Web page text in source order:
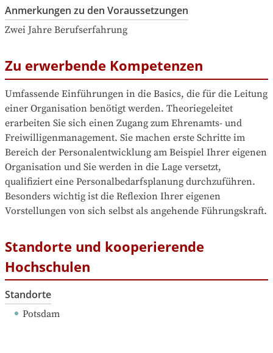
Anmerkungen zu den Voraussetzungen
Zwei Jahre Berufserfahrung
Zu erwerbende Kompetenzen
Umfassende Einführungen in die Basics, die für die Leitung
einer Organisation benötigt werden. Theoriegeleitet
erarbeiten Sie sich einen Zugang zum Ehrenamts- und
Freiwilligenmanagement. Sie machen erste Schritte im
Bereich der Personalentwicklung am Beispiel Ihrer eigenen
Organisation und Sie werden in die Lage versetzt,
qualifiziert eine Personalbedarfsplanung durchzuführen.
Besonders wichtig ist die Reflexion Ihrer eigenen
Vorstellungen von sich selbst als angehende Führungskraft.
Standorte und kooperierende
Hochschulen
Standorte
Potsdam